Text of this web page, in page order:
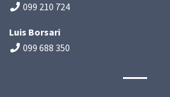
099 210 724
Luis Borsari
099 688 350